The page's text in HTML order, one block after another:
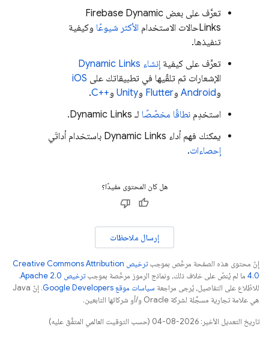
تعرَّف على بعض Firebase Dynamic
Linksحالات الاستخدام الأكثر شيوعًا وكيفية
تنفيذها.
تعرَّف على كيفية إنشاء Dynamic Links
الإشعارات ثم تلقّيها في تطبيقاتك على iOS
وAndroid وFlutter وUnity وC++‎
.
استخدِم نطاقًا مخصّصًا لـ Dynamic Links
.
يمكنك فهم أداء Dynamic Links باستخدام أداتَي
إحصاءات.
هل كان المحتوى مفيدًا؟
إرسال ملاحظات
إنّ محتوى هذه الصفحة مرخّص بموجب
ترخيص Creative Commons Attribution
4.0‏ ما لم يُنصّ على خلاف ذلك، ونماذج الرموز مرخّصة بموجبترخيص Apache 2.0‏
.
للاطّلاع على التفاصيل، يُرجى مراجعة سياسات موقع Google Developers‏
. إنّ Java
هي علامة تجارية مسجَّلة لشركة Oracle و/أو شركائها التابعين.
تاريخ التعديل الأخير: 2026-08-04 (حسب التوقيت العالمي المتفَّق عليه)